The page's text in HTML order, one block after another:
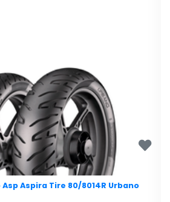
Aspira Tire 80/8014R Urbano